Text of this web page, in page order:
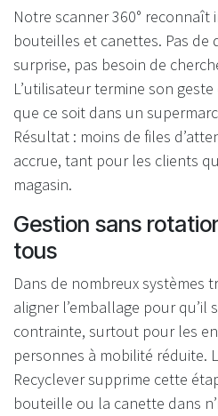
Notre scanner 360°
bouteilles et canettes. Pas de
surprise, pas besoin de
L’utilisateur termine son
que ce soit dans un
Résultat : moins de files
accrue, tant pour les clients
magasin.
Gestion sans
tous
Dans de nombreux systèmes
aligner l’emballage pour
contrainte, surtout pour les
personnes à mobilité réduite.
Recyclever supprime cette
bouteille ou la canette dans